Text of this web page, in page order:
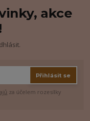
akce
Přihlásit se
za účelem rozesílky